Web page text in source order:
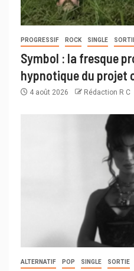
PROGRESSIF ROCK SINGLE
Symbol : la fresque
hypnotique du projet
4 août 2026 Rédaction R C
ALTERNATIF POP SINGLE SORTIE